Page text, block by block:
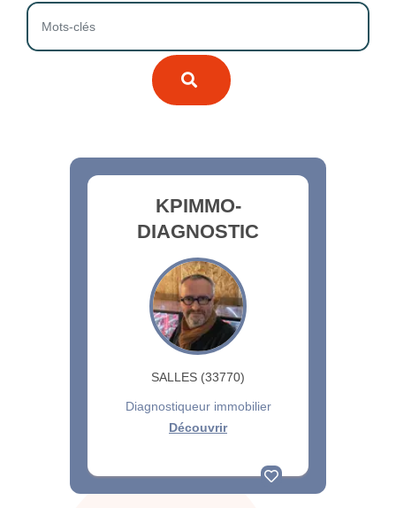
KPIMMO-
DIAGNOSTIC
SALLES (33770)
Diagnostiqueur immobilier
Découvrir